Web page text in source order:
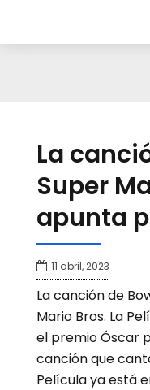
La
Super
apunta
11 abril, 2023
La canción de
Mario Bros. La
el premio Óscar
canción que
Película ya está